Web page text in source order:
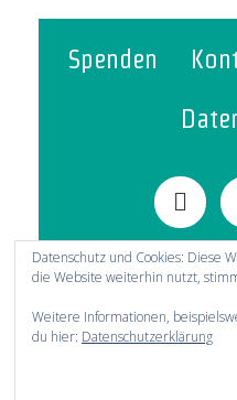
Spenden
© 2021-2025
Datenschutz und Cookies: Diese
die Website weiterhin nutzt,
Weitere Informationen,
du hier: Datenschutzerklärung